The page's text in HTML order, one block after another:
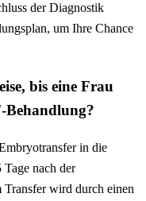
der Diagnostik
um Ihre Chance
bis eine Frau
Behandlung?
in die
nach der
Transfer wird durch einen